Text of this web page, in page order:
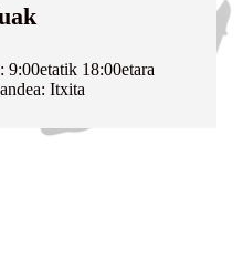
9:00etatik 18:00etara
Itxita